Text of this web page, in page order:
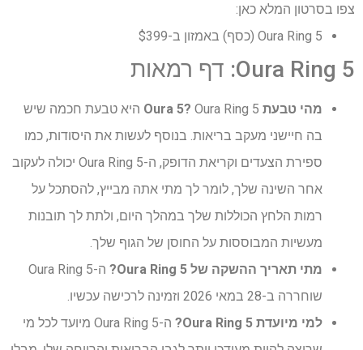
צפו בסרטון המלא כאן:
Oura Ring 5 (כסף) באמזון ב-$399
Oura Ring 5: דף רמאות
מהי טבעת Oura 5?
Oura Ring 5 היא טבעת חכמה שיש
בה חיישני מעקב בריאות. בנוסף לעשות את היסודות, כמו
ספירת הצעדים וקריאת הדופק, ה-Oura Ring 5 יכולה לעקוב
אחר השינה שלך, לומר לך מתי אתה מבייץ, להסתכל על
רמות הלחץ הכוללות שלך במהלך היום, ולתת לך תובנות
מעשיות המבוססות על החוסן של הגוף שלך.
מתי תאריך ההשקה של Oura Ring 5?
ה-Oura Ring 5
שוחררה ב-28 במאי 2026 וזמינה לרכישה עכשיו.
למי מיועדת Oura Ring 5?
ה-Oura Ring 5 מיועד לכל מי